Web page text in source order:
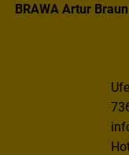
BRAWA Artur